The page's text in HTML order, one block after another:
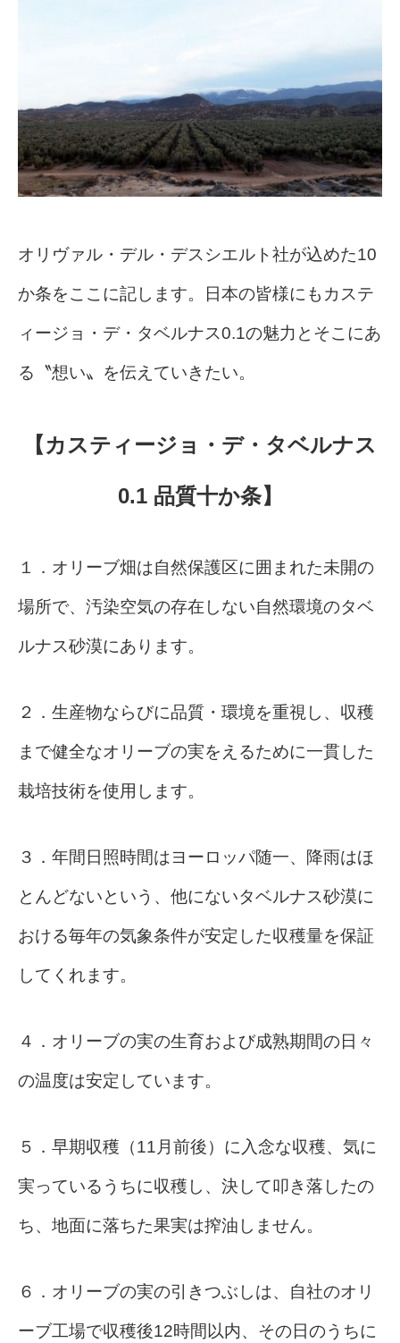
オリヴァル・デル・デスシエルト社が込めた10
か条をここに記します。日本の皆様にもカステ
ィージョ・デ・タベルナス0.1の魅力とそこにあ
る〝想い〟を伝えていきたい。
【カスティージョ・デ・タベルナス
0.1 品質十か条】
１．オリーブ畑は自然保護区に囲まれた未開の
場所で、汚染空気の存在しない自然環境のタベ
ルナス砂漠にあります。
２．生産物ならびに品質・環境を重視し、収穫
まで健全なオリーブの実をえるために一貫した
栽培技術を使用します。
３．年間日照時間はヨーロッパ随一、降雨はほ
とんどないという、他にないタベルナス砂漠に
おける毎年の気象条件が安定した収穫量を保証
してくれます。
４．オリーブの実の生育および成熟期間の日々
の温度は安定しています。
５．早期収穫（11月前後）に入念な収穫、気に
実っているうちに収穫し、決して叩き落したの
ち、地面に落ちた果実は搾油しません。
６．オリーブの実の引きつぶしは、自社のオリ
ーブ工場で収穫後12時間以内、その日のうちに